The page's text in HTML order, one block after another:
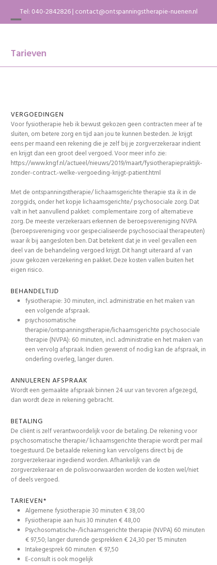
content
Tel: 040-2842826| contact@ontspanningstherapie-nuenen.nl
Open
menu
Close
menu
Tarieven
VERGOEDINGEN
Voor fysiotherapie heb ik bewust gekozen geen contracten meer af te
sluiten, om betere zorg en tijd aan jou te kunnen besteden. Je krijgt
eens per maand een rekening die je zelf bij je zorgverzekeraar indient
en krijgt dan een groot deel vergoed. Voor meer info zie:
https://www.kngf.nl/actueel/nieuws/2019/maart/fysiotherapiepraktijk-
zonder-contract.-welke-vergoeding-krijgt-patient.html
Met de ontspanningstherapie/ lichaamsgerichte therapie sta ik in de
zorggids, onder het kopje lichaamsgerichte/ psychosociale zorg. Dat
valt in het aanvullend pakket: complementaire zorg of alternatieve
zorg. De meeste verzekeraars erkennen de beroepsvereniging NVPA
(beroepsvereniging voor gespecialiseerde psychosociaal therapeuten)
waar ik bij aangesloten ben. Dat betekent dat je in veel gevallen een
deel van de behandeling vergoed krijgt. Dit hangt uiteraard af van
jouw gekozen verzekering en pakket. Deze kosten vallen buiten het
eigen risico.
BEHANDELTIJD
fysiotherapie: 30 minuten, incl. administratie en het maken van
een volgende afspraak.
psychosomatische
therapie/ontspanningstherapie/lichaamsgerichte psychosociale
therapie (NVPA): 60 minuten, incl. administratie en het maken van
een vervolg afspraak. Indien gewenst of nodig kan de afspraak, in
onderling overleg, langer duren.
ANNULEREN AFSPRAAK
Wordt een gemaakte afspraak binnen 24 uur van tevoren afgezegd,
dan wordt deze in rekening gebracht.
BETALING
De cliënt is zelf verantwoordelijk voor de betaling. De rekening voor
psychosomatische therapie/ lichaamsgerichte therapie wordt per mail
toegestuurd. De betaalde rekening kan vervolgens direct bij de
zorgverzekeraar ingediend worden. Afhankelijk van de
zorgverzekeraar en de polisvoorwaarden worden de kosten wel/niet
of deels vergoed.
TARIEVEN*
Algemene fysiotherapie 30 minuten € 38,00
Fysiotherapie aan huis 30 minuten € 48,00
Psychosomatische-/lichaamsgerichte therapie (NVPA) 60 minuten
€ 97,50; langer durende gesprekken € 24,30 per 15 minuten
Intakegesprek 60 minuten € 97,50
E-consult is ook mogelijk